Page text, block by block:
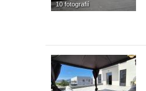
10 fotografií